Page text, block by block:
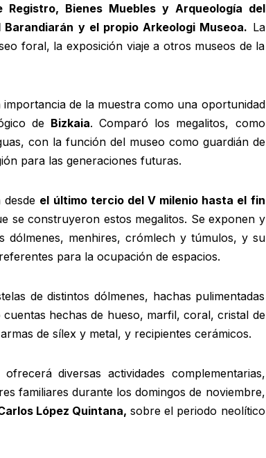
Bienes Muebles y Arqueología del
y el propio Arkeologi Museoa. La
foral, la exposición viaje a otros museos de la
importancia de la muestra como una oportunidad
de Bizkaia. Comparó los megalitos, como
con la función del museo como guardián de
para las generaciones futuras.
el último tercio del V milenio hasta el fin
se construyeron estos megalitos. Se exponen y
dólmenes, menhires, crómlech y túmulos, y su
para la ocupación de espacios.
de distintos dólmenes, hachas pulimentadas
hechas de hueso, marfil, coral, cristal de
de sílex y metal, y recipientes cerámicos.
ofrecerá diversas actividades complementarias,
familiares durante los domingos de noviembre,
López Quintana, sobre el periodo neolítico